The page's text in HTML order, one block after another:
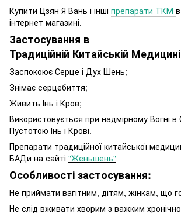
Купити Цзян Я Вань і інші препарати ТКМ
інтернет магазині.
Застосування в
Традиційній Китайській
Заспокоює Серце і Дух Шень;
Знімає серцебиття;
Живить Інь і Кров;
Використовується при надмірному Вогні в
Пустотою Інь і Крові.
Препарати традиційної китайської
БАДи на сайті "Женьшень"
Особливості застосування:
Не приймати вагітним, дітям, жінкам, що
Не слід вживати хворим з важким